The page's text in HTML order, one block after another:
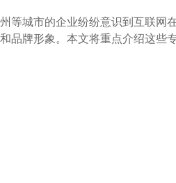
等城市的企业纷纷意识到互联
牌形象。本文将重点介绍这些